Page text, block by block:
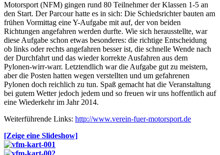
Motorsport (NFM) gingen rund 80 Teilnehmer der Klassen 1-5 an
den Start. Der Parcour hatte es in sich: Die Schiedsrichter bauten am
frühen Vormittag eine Y-Aufgabe mit auf, der von beiden
Richtungen angefahren werden durfte. Wie sich herausstellte, war
diese Aufgabe schon etwas besonderes: die richtige Entscheidung
ob links oder rechts angefahren besser ist, die schnelle Wende nach
der Durchfahrt und das wieder korrekte Ausfahren aus dem
Pylonen-wirr-warr. Letztendlich war die Aufgabe gut zu meistern,
aber die Posten hatten wegen verstellten und um gefahrenen
Pylonen doch reichlich zu tun. Spaß gemacht hat die Veranstaltung
bei gutem Wetter jedoch jedem und so freuen wir uns hoffentlich auf
eine Wiederkehr im Jahr 2014.
Weiterführende Links: http://www.verein-fuer-motorsport.de
[Zeige eine Slideshow]